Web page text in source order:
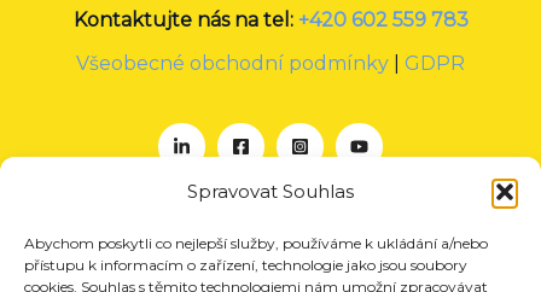
Spravovat Souhlas
Abychom poskytli co nejlepší služby, používáme k ukládání a/nebo
přístupu k informacím o zařízení, technologie jako jsou soubory
cookies. Souhlas s těmito technologiemi nám umožní zpracovávat
Kontaktujte nás na tel: +420 602 559 783
Všeobecné obchodní podmínky
GDPR
O nás